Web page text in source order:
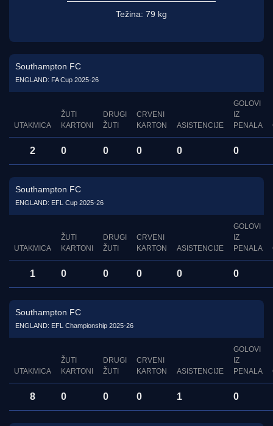
Težina: 79 kg
Southampton FC
ENGLAND: FA Cup 2025-26
UTAKMICA
ŽUTI
KARTONI
DRUGI
ŽUTI
CRVENI
KARTON
ASISTENCIJE
GOLOVI
IZ
PENALA
2 0 0 0 0 0
Southampton FC
ENGLAND: EFL Cup 2025-26
UTAKMICA
ŽUTI
KARTONI
DRUGI
ŽUTI
CRVENI
KARTON
ASISTENCIJE
GOLOVI
IZ
PENALA
1 0 0 0 0 0
Southampton FC
ENGLAND: EFL Championship 2025-26
UTAKMICA
ŽUTI
KARTONI
DRUGI
ŽUTI
CRVENI
KARTON
ASISTENCIJE
GOLOVI
IZ
PENALA
8 0 0 0 1 0